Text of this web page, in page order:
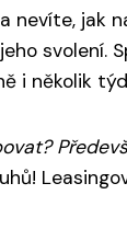
nevíte, jak
svolení.
i několik